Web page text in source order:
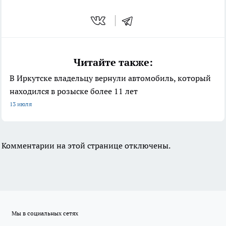
Читайте также:
В Иркутске владельцу вернули автомобиль, который
находился в розыске более 11 лет
13 июля
Комментарии на этой странице отключены.
Мы в социальных сетях